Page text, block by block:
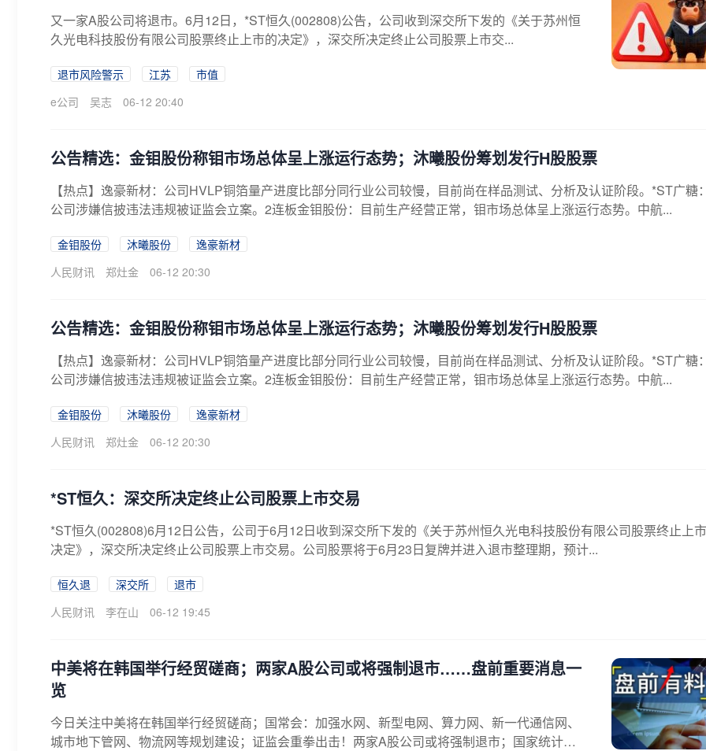
又一家A股公司将退市。6月12日，*ST恒久(002808)公告，公司收到深交所下发的《关于苏州恒
久光电科技股份有限公司股票终止上市的决定》，深交所决定终止公司股票上市交...
退市风险警示 江苏
市值
e公司
吴志 06-12 20:40
公告精选：金钼股份称钼市场总体呈上涨运行态势；沐曦股份筹划发行H股股票
【热点】逸豪新材：公司HVLP铜箔量产进度比部分同行业公司较慢，目前尚在样品测试、分析及认证阶段。*ST广糖
公司涉嫌信披违法违规被证监会立案。2连板金钼股份：目前生产经营正常，钼市场总体呈上涨运行态势。中航...
金钼股份 沐曦股份
逸豪新材
人民财讯
郑灶金 06-12 20:30
公告精选：金钼股份称钼市场总体呈上涨运行态势；沐曦股份筹划发行H股股票
【热点】逸豪新材：公司HVLP铜箔量产进度比部分同行业公司较慢，目前尚在样品测试、分析及认证阶段。*ST广糖
公司涉嫌信披违法违规被证监会立案。2连板金钼股份：目前生产经营正常，钼市场总体呈上涨运行态势。中航...
金钼股份 沐曦股份
逸豪新材
人民财讯
郑灶金 06-12 20:30
*ST恒久：深交所决定终止公司股票上市交易
*ST恒久(002808)6月12日公告，公司于6月12日收到深交所下发的《关于苏州恒久光电科技股份有限公司股票终止上
决定》，深交所决定终止公司股票上市交易。公司股票将于6月23日复牌并进入退市整理期，预计...
恒久退 深交所
退市
人民财讯
李在山 06-12 19:45
中美将在韩国举行经贸磋商；两家A股公司或将强制退市……盘前重要消息一
览
今日关注中美将在韩国举行经贸磋商；国常会：加强水网、新型电网、算力网、新一代通信网、
城市地下管网、物流网等规划建设；证监会重拳出击！两家A股公司或将强制退市；国家统计局